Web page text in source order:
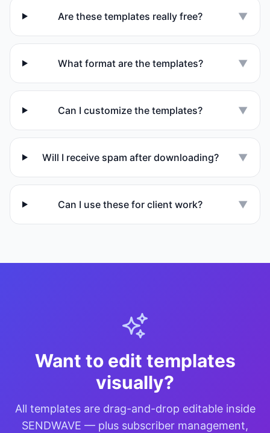
Are these templates really free? ▼
What format are the templates? ▼
Can I customize the templates? ▼
Will I receive spam after downloading? ▼
Can I use these for client work? ▼
Want to edit templates
visually?
All templates are drag-and-drop editable inside
SENDWAVE — plus subscriber management,